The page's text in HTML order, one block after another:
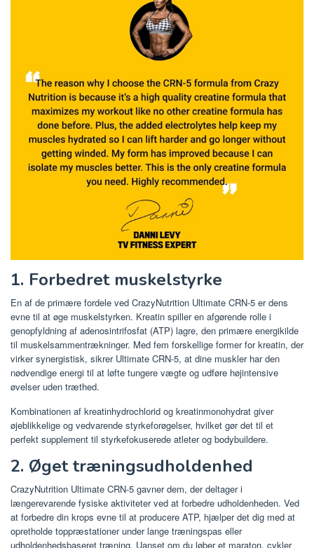
1. Forbedret muskelstyrke
En af de primære fordele ved CrazyNutrition Ultimate CRN-5 er dens
evne til at øge muskelstyrken. Kreatin spiller en afgørende rolle i
genopfyldning af adenosintrifosfat (ATP) lagre, den primære energikilde
til muskelsammentrækninger. Med fem forskellige former for kreatin, der
virker synergistisk, sikrer Ultimate CRN-5, at dine muskler har den
nødvendige energi til at løfte tungere vægte og udføre højintensive
øvelser uden træthed.
Kombinationen af ​​kreatinhydrochlorid og kreatinmonohydrat giver
øjeblikkelige og vedvarende styrkeforøgelser, hvilket gør det til et
perfekt supplement til styrkefokuserede atleter og bodybuildere.
2. Øget træningsudholdenhed
CrazyNutrition Ultimate CRN-5 gavner dem, der deltager i
længerevarende fysiske aktiviteter ved at forbedre udholdenheden. Ved
at forbedre din krops evne til at producere ATP, hjælper det dig med at
opretholde toppræstationer under lange træningspas eller
udholdenhedsbaseret træning. Uanset om du løber et maraton, cykler